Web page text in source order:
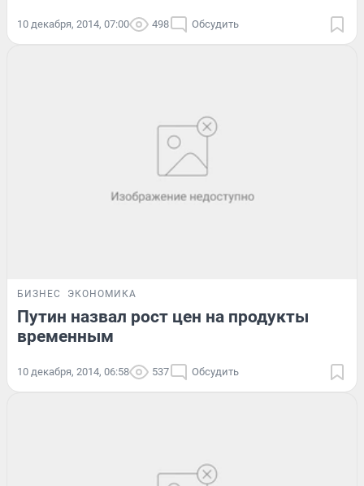
10 декабря, 2014, 07:00 498 Обсудить
БИЗНЕС ЭКОНОМИКА
Путин назвал рост цен на продукты
временным
10 декабря, 2014, 06:58 537 Обсудить